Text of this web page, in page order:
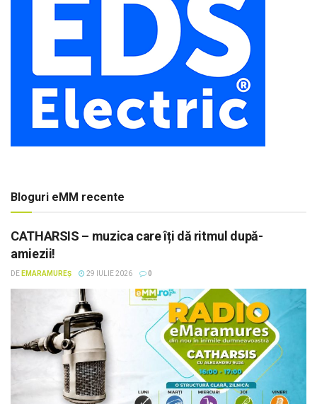
Bloguri eMM recente
CATHARSIS – muzica care îți dă ritmul după-
amiezii!
DE EMARAMUREȘ 29 IULIE 2026 0